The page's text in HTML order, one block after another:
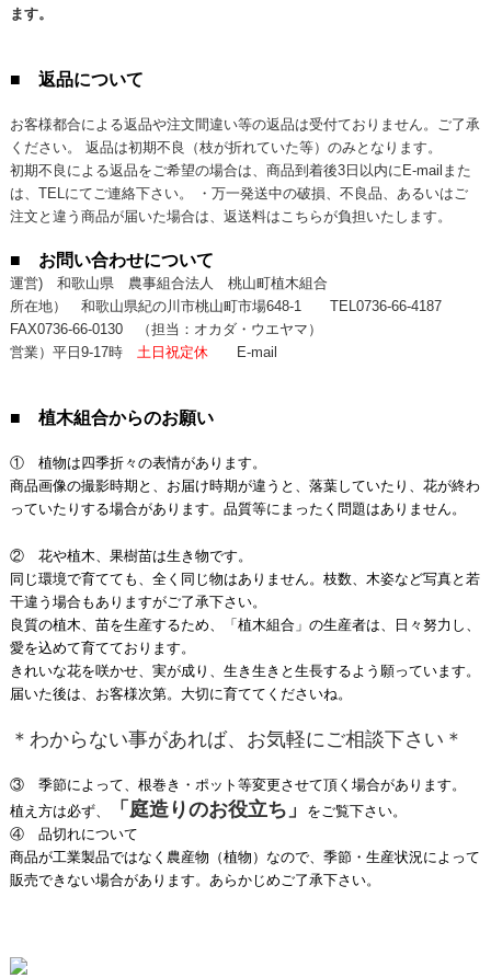
ます。
■ 返品について
お客様都合による返品や注文間違い等の返品は受付ておりません。ご了承
ください。 返品は初期不良（枝が折れていた等）のみとなります。
初期不良による返品をご希望の場合は、商品到着後3日以内にE-mailまた
は、TELにてご連絡下さい。 ・万一発送中の破損、不良品、あるいはご
注文と違う商品が届いた場合は、返送料はこちらが負担いたします。
■ お問い合わせについて
運営) 和歌山県 農事組合法人 桃山町植木組合
所在地） 和歌山県紀の川市桃山町市場648-1 TEL0736-66-4187
FAX0736-66-0130（担当：オカダ・ウエヤマ）
営業）平日9-17時 土日祝定休 E-mail
■ 植木組合からのお願い
① 植物は四季折々の表情があります。
商品画像の撮影時期と、お届け時期が違うと、落葉していたり、花が終わ
っていたりする場合があります。品質等にまったく問題はありません。
② 花や植木、果樹苗は生き物です。
同じ環境で育てても、全く同じ物はありません。枝数、木姿など写真と若
干違う場合もありますがご了承下さい。
良質の植木、苗を生産するため、「植木組合」の生産者は、日々努力し、
愛を込めて育てております。
きれいな花を咲かせ、実が成り、生き生きと生長するよう願っています。
届いた後は、お客様次第。大切に育ててくださいね。
＊わからない事があれば、お気軽にご相談下さい＊
③ 季節によって、根巻き・ポット等変更させて頂く場合があります。
植え方は必ず、
「庭造りのお役立ち」
をご覧下さい。
④ 品切れについて
商品が工業製品ではなく農産物（植物）なので、季節・生産状況によって
販売できない場合があります。あらかじめご了承下さい。